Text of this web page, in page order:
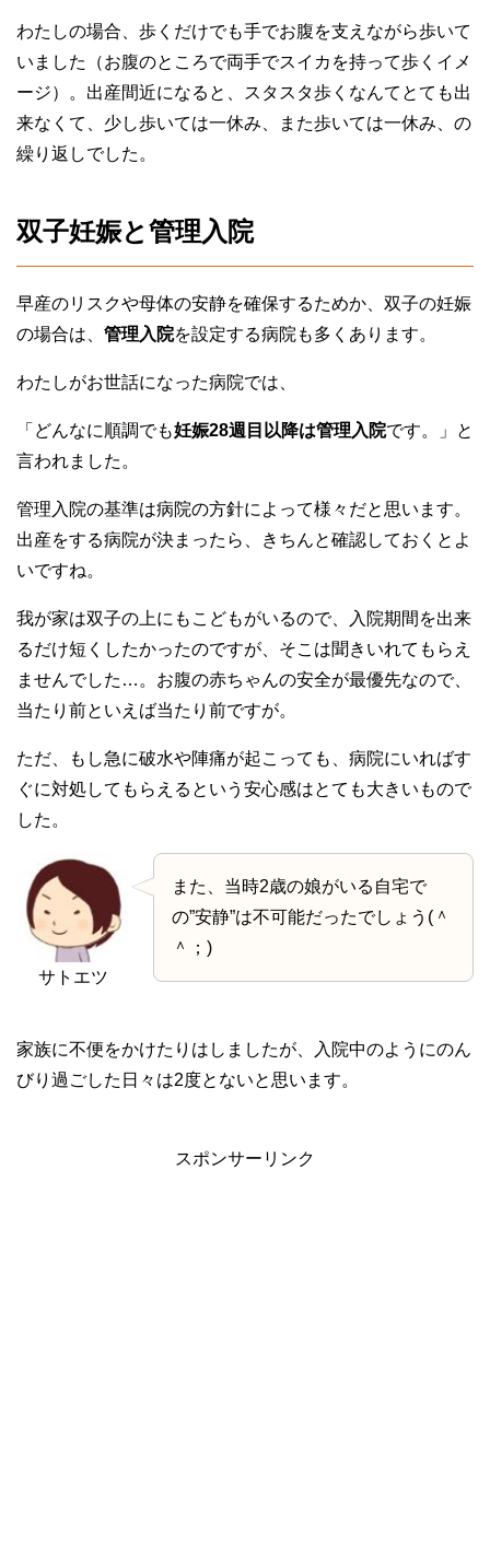
わたしの場合、歩くだけでも手でお腹を支えながら歩いて
いました（お腹のところで両手でスイカを持って歩くイメ
ージ）。出産間近になると、スタスタ歩くなんてとても出
来なくて、少し歩いては一休み、また歩いては一休み、の
繰り返しでした。
双子妊娠と管理入院
早産のリスクや母体の安静を確保するためか、双子の妊娠
の場合は、 管理入院を設定する病院も多くあります。
わたしがお世話になった病院では、
「どんなに順調でも妊娠28週目以降は管理入院です。」と
言われました。
管理入院の基準は病院の方針によって様々だと思います。
出産をする病院が決まったら、きちんと確認しておくとよ
いですね。
我が家は双子の上にもこどもがいるので、入院期間を出来
るだけ短くしたかったのですが、そこは聞きいれてもらえ
ませんでした…。お腹の赤ちゃんの安全が最優先なので、
当たり前といえば当たり前ですが。
ただ、もし急に破水や陣痛が起こっても、病院にいればす
ぐに対処してもらえるという安心感はとても大きいもので
した。
サトエツ
また、当時2歳の娘がいる自宅で
の”安静”は不可能だったでしょう(＾
＾；)
家族に不便をかけたりはしましたが、入院中のようにのん
びり過ごした日々は2度とないと思います。
スポンサーリンク